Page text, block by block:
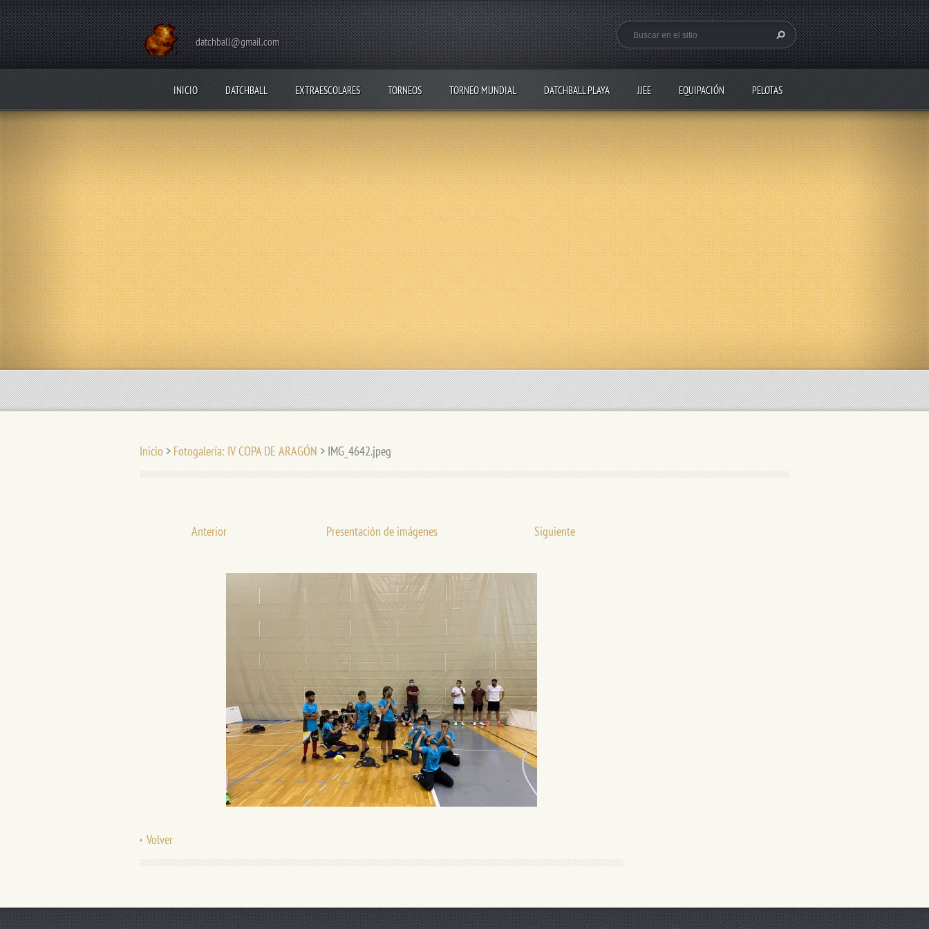
datchball@gmail.com
INICIO DATCHBALL EXTRAESCOLARES TORNEOS TORNEO MUNDIAL DATCHBALL PLAYA JJEE EQUIPACIÓN PELOTAS
Inicio > Fotogalería: IV COPA DE ARAGÓN > IMG_4642.jpeg
Anterior Presentación de imágenes Siguiente
Volver